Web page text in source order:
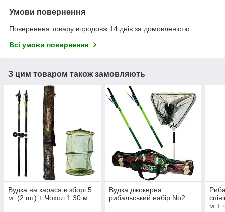
Умови повернення
Повернення товару впродовж 14 днів за домовленістю
Всі умови повернення
З цим товаром також замовляють
Вудка на карася в зборі 5
м. (2 шт) + Чохол 1.30 м.
Вудка джокерна
рибальський набір No2
м +